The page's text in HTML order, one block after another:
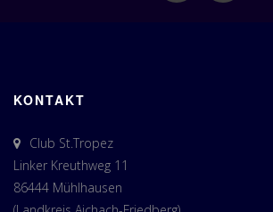
KONTAKT
Club St.Tropez
Linker Kreuthweg 11
86444 Mühlhausen